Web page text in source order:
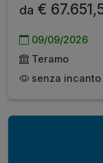
da €
09/09/2026
Teramo
senza incanto